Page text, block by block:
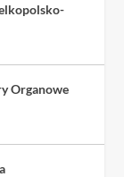
Organowe